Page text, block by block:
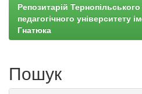
Репозитарій
педагогічного університету
Гнатюка
Пошук